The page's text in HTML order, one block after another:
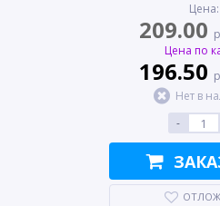
Цена:
209.00
Цена по
196.50
Нет в
-